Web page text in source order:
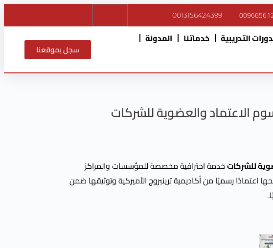
0013156424399
التدريبية خدماتنا
المدونة
سجل بموقعنا
الاعتماد والعضوية للشركات
للشركاتخدمة احترافية مخصصة للمؤسسات والمراكز
اعتمادًا رسميًا من أكاديمية ترينبروج الأميركية وتوثيقها ضمن